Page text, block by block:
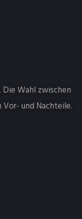
Wahl zwischen
und Nachteile.